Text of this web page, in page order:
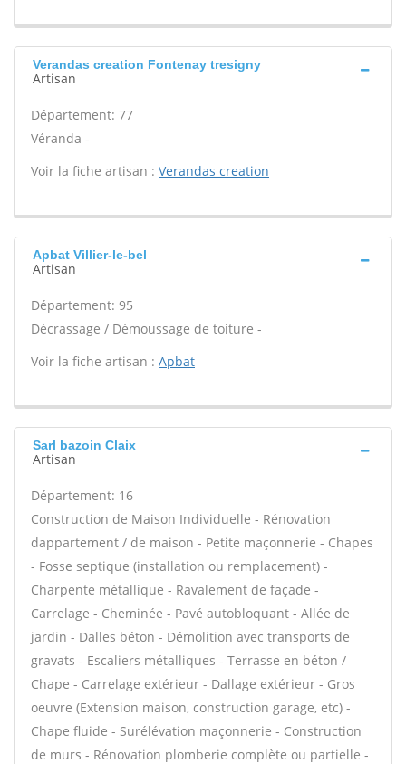
Verandas creation Fontenay tresigny
Artisan
Département: 77
Véranda -
Voir la fiche artisan : Verandas creation
Apbat Villier-le-bel
Artisan
Département: 95
Décrassage / Démoussage de toiture -
Voir la fiche artisan : Apbat
Sarl bazoin Claix
Artisan
Département: 16
Construction de Maison Individuelle - Rénovation
dappartement / de maison - Petite maçonnerie - Chapes
- Fosse septique (installation ou remplacement) -
Charpente métallique - Ravalement de façade -
Carrelage - Cheminée - Pavé autobloquant - Allée de
jardin - Dalles béton - Démolition avec transports de
gravats - Escaliers métalliques - Terrasse en béton /
Chape - Carrelage extérieur - Dallage extérieur - Gros
oeuvre (Extension maison, construction garage, etc) -
Chape fluide - Surélévation maçonnerie - Construction
de murs - Rénovation plomberie complète ou partielle -